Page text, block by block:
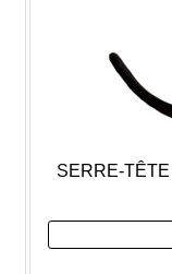
SERRE-